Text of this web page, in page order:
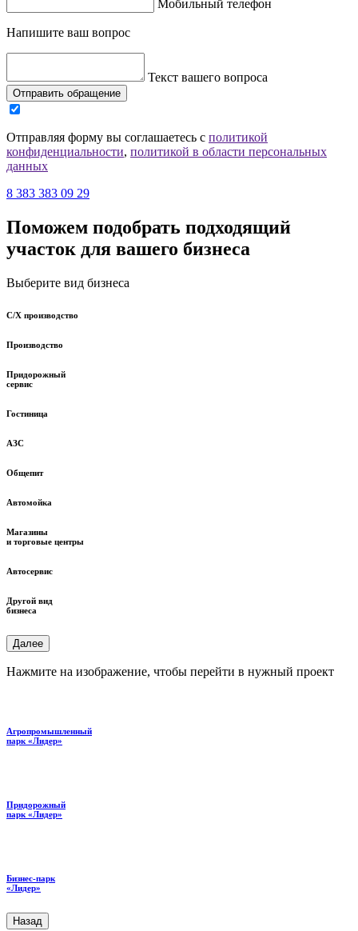
Мобильный телефон
Напишите ваш вопрос
Текст вашего вопроса
Отправить обращение
Отправляя форму вы соглашаетесь с политикой
конфиденциальности, политикой в области персональных
данных
8 383 383 09 29
Поможем подобрать подходящий
участок для вашего бизнеса
Выберите вид бизнеса
С/Х производство
Производство
Придорожный
сервис
Гостиница
АЗС
Общепит
Автомойка
Магазины
и торговые центры
Автосервис
Другой вид
бизнеса
Далее
Нажмите на изображение, чтобы перейти в нужный проект
Агропромышленный
парк «Лидер»
Придорожный
парк «Лидер»
Бизнес-парк
«Лидер»
Назад